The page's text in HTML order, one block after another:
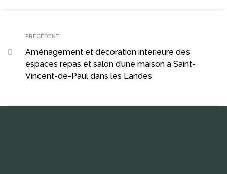
PRÉCÉDENT
Aménagement et décoration intérieure des
espaces repas et salon d’une maison à Saint-
Vincent-de-Paul dans les Landes